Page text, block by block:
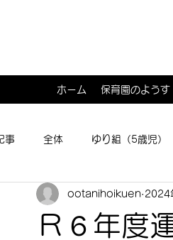
ホーム 保育園のようす
事 全体 ゆり組（5歳児）
よこ１･２組（0･1歳児） 子育
Ｒ６年度
ootanihoikuen 2024